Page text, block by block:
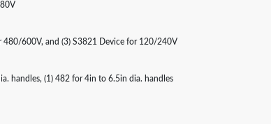
480/600V, and (3) S3821 Device for 120/240V
handles, (1) 482 for 4in to 6.5in dia. handles